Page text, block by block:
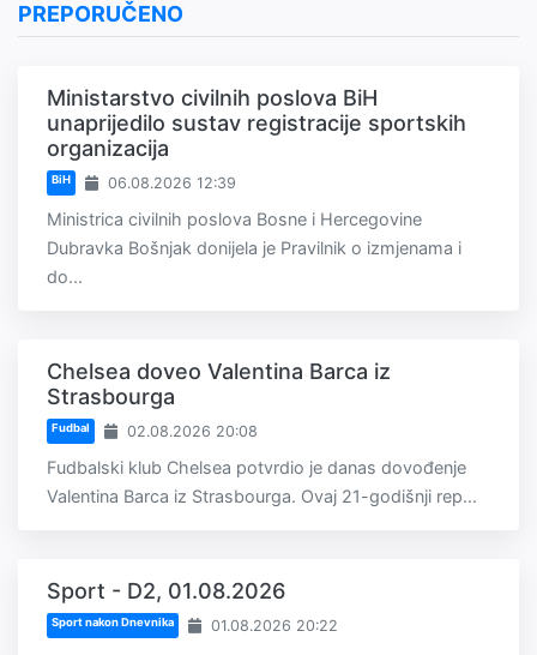
PREPORUČENO
Ministarstvo civilnih poslova BiH
unaprijedilo sustav registracije sportskih
organizacija
BiH 06.08.2026 12:39
Ministrica civilnih poslova Bosne i Hercegovine
Dubravka Bošnjak donijela je Pravilnik o izmjenama i
do...
Chelsea doveo Valentina Barca iz
Strasbourga
Fudbal 02.08.2026 20:08
Fudbalski klub Chelsea potvrdio je danas dovođenje
Valentina Barca iz Strasbourga. Ovaj 21-godišnji rep...
Sport - D2, 01.08.2026
Sport nakon Dnevnika 01.08.2026 20:22